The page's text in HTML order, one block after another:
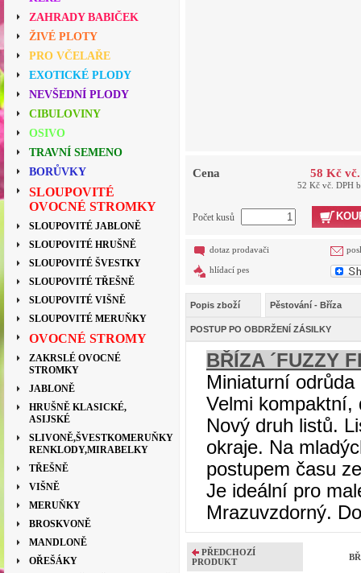
ZAHRADY BABIČEK
ŽIVÉ PLOTY
PRO VČELAŘE
EXOTICKÉ PLODY
NEVŠEDNÍ PLODY
CIBULOVINY
OSIVO
TRAVNÍ SEMENO
BORŮVKY
SLOUPOVITÉ
OVOCNÉ STROMKY
SLOUPOVITÉ JABLONĚ
SLOUPOVITÉ HRUŠNĚ
SLOUPOVITÉ ŠVESTKY
SLOUPOVITÉ TŘEŠNĚ
SLOUPOVITÉ VIŠNĚ
SLOUPOVITÉ MERUŇKY
OVOCNÉ STROMY
ZAKRSLÉ OVOCNÉ
STROMKY
JABLONĚ
HRUŠNĚ KLASICKÉ,
ASIJSKÉ
SLIVONĚ,ŠVESTKOMERUŇKY
RENKLODY,MIRABELKY
TŘEŠNĚ
VIŠNĚ
MERUŇKY
BROSKVONĚ
MANDLONĚ
OŘEŠÁKY
Cena 58 Kč
52 Kč vč. DPH
Počet kusů
dotaz prodavači
hlídací pes
Popis zboží Pěstování - Bříza
POSTUP PO OBDRŽENÍ ZÁSILKY
BŘÍZA ´FUZZY
Miniaturní odrůda
Velmi kompaktní,
Nový druh listů.
okraje. Na
postupem času
Je ideální pro
Mrazuvzdorný.
PŘEDCHOZÍ
PRODUKT